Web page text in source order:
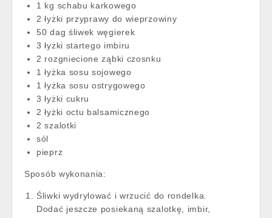
1 kg schabu karkowego
2 łyżki przyprawy do wieprzowiny
50 dag śliwek węgierek
3 łyżki startego imbiru
2 rozgniecione ząbki czosnku
1 łyżka sosu sojowego
1 łyżka sosu ostrygowego
3 łyżki cukru
2 łyżki octu balsamicznego
2 szalotki
sól
pieprz
Sposób wykonania:
Śliwki wydrylować i wrzucić do rondelka.
Dodać jeszcze posiekaną szalotkę, imbir,